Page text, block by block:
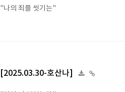
"나의 죄를 씻기는"
[2025.03.30-호산나]